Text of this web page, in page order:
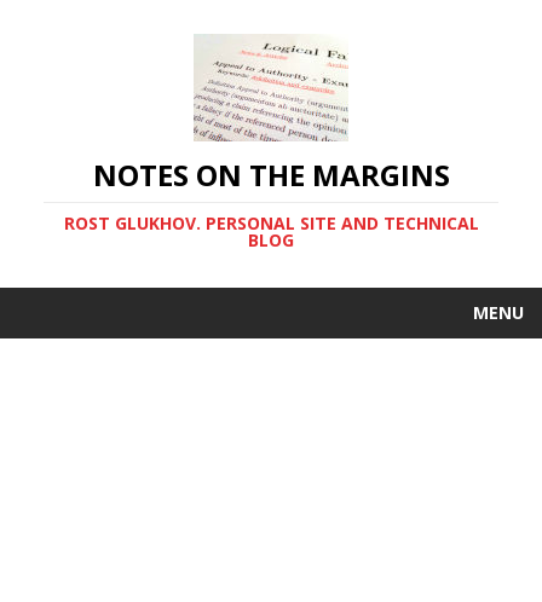
NOTES ON THE MARGINS
ROST GLUKHOV. PERSONAL SITE AND TECHNICAL
BLOG
MENU